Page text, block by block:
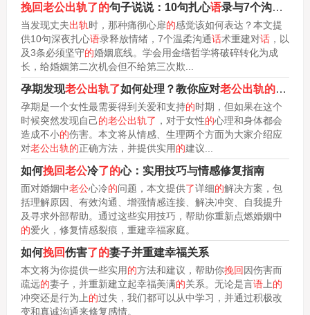
挽回老公出轨了的句子说说：10句扎心语录与7个沟通
当发现丈夫出轨时，那种痛彻心扉的感觉该如何表达？本文提
供10句深夜扎心语录释放情绪，7个温柔沟通话术重建对话，以
及3条必须坚守的婚姻底线。学会用金缮哲学将破碎转化为成
长，给婚姻第二次机会但不给第三次欺...
孕期发现老公出轨了如何处理？教你应对老公出轨的正确
孕期是一个女性最需要得到关爱和支持的时期，但如果在这个
时候突然发现自己的老公出轨了 ，对于女性的心理和身体都会
造成不小的伤害。本文将从情感、生理两个方面为大家介绍应
对老公出轨的正确方法，并提供实用的建议...
如何挽回老公冷了的心：实用技巧与情感修复指南
面对婚姻中老公心冷的问题，本文提供了详细的解决方案，包
括理解原因、有效沟通、增强情感连接、解决冲突、自我提升
及寻求外部帮助。通过这些实用技巧，帮助你重新点燃婚姻中
的爱火，修复情感裂痕，重建幸福家庭。
如何挽回伤害了的妻子并重建幸福关系
本文将为你提供一些实用的方法和建议，帮助你挽回 因伤害而
疏远的妻子，并重新建立起幸福美满的关系。无论是言语上的
冲突还是行为上的过失，我们都可以从中学习，并通过积极改
变和真诚沟通来修复感情。